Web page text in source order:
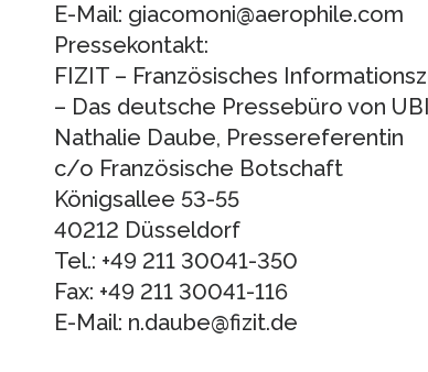
E-Mail: giacomoni@aerophile.com
Pressekontakt:
FIZIT – Französisches
– Das deutsche Pressebüro von
Nathalie Daube, Pressereferentin
c/o Französische Botschaft
Königsallee 53-55
40212 Düsseldorf
Tel.: +49 211 30041-350
Fax: +49 211 30041-116
E-Mail: n.daube@fizit.de